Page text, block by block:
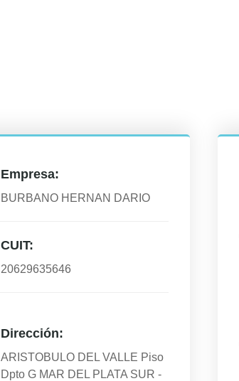
Empresa:
BURBANO HERNAN DARIO
CUIT:
20629635646
Dirección:
ARISTOBULO DEL VALLE Piso
Dpto G MAR DEL PLATA SUR -